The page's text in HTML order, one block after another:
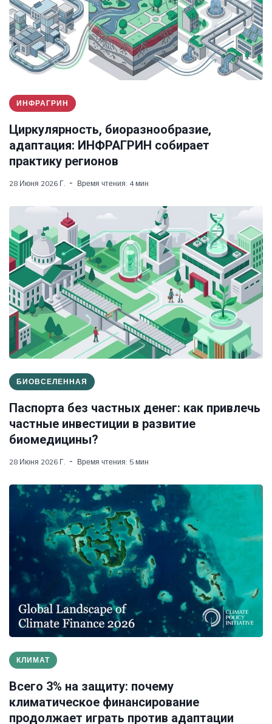
ИНФРАГРИН
Циркулярность, биоразнообразие,
адаптация: ИНФРАГРИН собирает
практику регионов
28 Июня 2026 Г. Время чтения: 4 мин
БИОВСЕЛЕННАЯ
Паспорта без частных денег: как привлечь
частные инвестиции в развитие
биомедицины?
28 Июня 2026 Г. Время чтения: 5 мин
КЛИМАТ
Всего 3% на защиту: почему
климатическое финансирование
продолжает играть против адаптации